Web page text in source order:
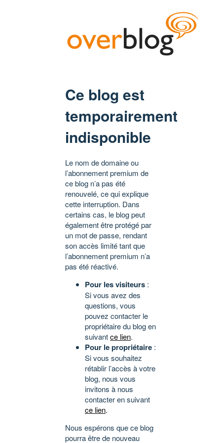
Ce blog est
temporairement
indisponible
Le nom de domaine ou
l’abonnement premium de
ce blog n’a pas été
renouvelé, ce qui explique
cette interruption. Dans
certains cas, le blog peut
également être protégé par
un mot de passe, rendant
son accès limité tant que
l’abonnement premium n’a
pas été réactivé.
Pour les visiteurs :
Si vous avez des
questions, vous
pouvez contacter le
propriétaire du blog en
suivantce lien.
Pour le propriétaire :
Si vous souhaitez
rétablir l’accès à votre
blog, nous vous
invitons à nous
contacter en suivant
ce lien.
Nous espérons que ce blog
pourra être de nouveau